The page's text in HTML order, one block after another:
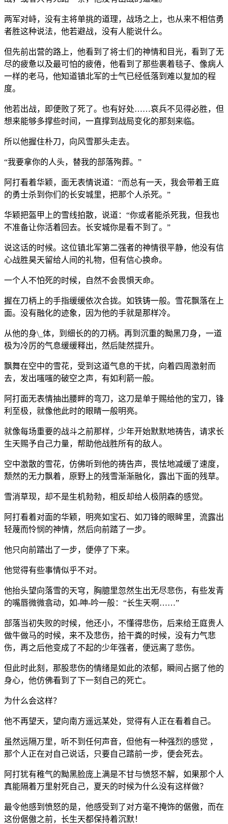
两军对峙，没有主将单挑的道理，战场之上，也从来不相信勇
者胜这种说法，他若避战，没有人能说什么。
但先前出营的路上，他看到了将士们的神情和目光，看到了无
尽的疲惫以及最可怕的疲倦，他看到了那些裹着毯子、像病人
一样的老马，他知道镇北军的士气已经低落到难以复加的程
度。
他若出战，即便败了死了。也有好处……哀兵不见得必胜，但
想来能够多撑些时间，一直撑到战局变化的那刻来临。
所以他握住朴刀，向风雪那头走去。
“我要拿你的人头，替我的部落殉葬。”
阿打看着华颖，面无表情说道：“而总有一天，我会带着王庭
的勇士杀到你们的长安城里，把那个人杀死。”
华颖把盔甲上的雪线拍散，说道：“你或者能杀死我，但我也
不准备让你活着回去。长安城你是看不到了。”
说这话的时候。这位镇北军第二强者的神情很平静，他没有信
心战胜昊天留给人间的礼物，但有信心换命。
一个人不怕死的时候，自然不会畏惧天命。
握在刀柄上的手指缓缓依次合拢。如铁铸一般。雪花飘落在上
面。没有融化的迹象，因为他的手就是那样冷。
从他的身\_体，到细长的的刀柄。再到沉重的黝黑刀身，一道
极为冷厉的气息缓缓释出，然后陡然提升。
飘舞在空中的雪花，受到这道气息的干扰，向着四周激射而
去，发出嗤嗤的破空之声，有如利箭一般。
阿打面无表情抽出腰畔的弯刀，这刀是单于赐给他的宝刀，锋
利至极，就像他此时的眼睛一般明亮。
就像每场重要的战斗之前那样，少年开始默默地祷告，请求长
生天赐予自己力量，帮助他战胜所有的敌人。
空中激散的雪花，仿佛听到他的祷告声，畏怯地减缓了速度，
颓然的无力飘着，原野上的残雪渐渐融化，露出下面的残草。
雪消草现，却不是生机勃勃，相反却给人极阴森的感觉。
阿打看着对面的华颖，明亮如宝石、如刀锋的眼眸里，流露出
轻蔑而怜悯的神情，然后向前踏了一步。
他只向前踏出了一步，便停了下来。
他觉得有些事情似乎不对。
他抬头望向落雪的天穹，胸臆里忽然生出无尽悲伤，有些发青
的嘴唇微微翕动，如-呻-吟一般：“长生天啊……”
部落当初失败的时候，他还小，不懂得悲伤，后来给王庭贵人
做牛做马的时候，来不及悲伤，拾干粪的时候，没有力气悲
伤，再之后他变成了不起的少年强者，便远离了悲伤。
但此时此刻，那股悲伤的情绪是如此的浓郁，瞬间占据了他的
身心，他仿佛看到了下一刻自己的死亡。
为什么会这样？
他不再望天，望向南方遥远某处，觉得有人正在看着自己。
虽然远隔万里，听不到任何声音，但他有一种强烈的感觉 ，
那个人正在对自己说话，只要自己踏前一步，便会死去。
阿打犹有稚气的黝黑脸庞上满是不甘与愤怒不解，如果那个人
真能隔着万里射死自己，夏天的时候为什么没有这样做？
最令他感到愤怒的是，他感受到了对方毫不掩饰的倨傲，而在
这份倨傲之前，长生天都保持着沉默！